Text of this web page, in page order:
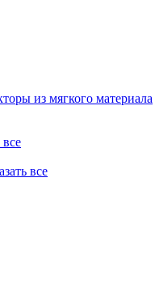
из мягкого материала
все